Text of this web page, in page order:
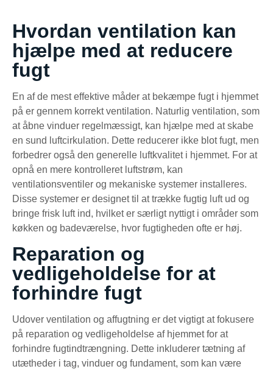
Hvordan ventilation kan
hjælpe med at reducere
fugt
En af de mest effektive måder at bekæmpe fugt i hjemmet
på er gennem korrekt ventilation. Naturlig ventilation, som
at åbne vinduer regelmæssigt, kan hjælpe med at skabe
en sund luftcirkulation. Dette reducerer ikke blot fugt, men
forbedrer også den generelle luftkvalitet i hjemmet. For at
opnå en mere kontrolleret luftstrøm, kan
ventilationsventiler og mekaniske systemer installeres.
Disse systemer er designet til at trække fugtig luft ud og
bringe frisk luft ind, hvilket er særligt nyttigt i områder som
køkken og badeværelse, hvor fugtigheden ofte er høj.
Reparation og
vedligeholdelse for at
forhindre fugt
Udover ventilation og affugtning er det vigtigt at fokusere
på reparation og vedligeholdelse af hjemmet for at
forhindre fugtindtrængning. Dette inkluderer tætning af
utætheder i tag, vinduer og fundament, som kan være